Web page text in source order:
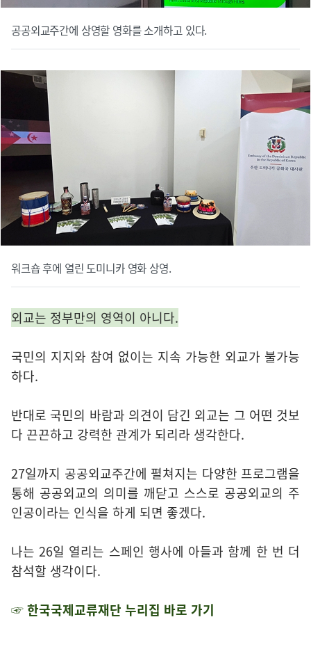
공공외교주간에 상영할 영화를 소개하고 있다.
워크숍 후에 열린 도미니카 영화 상영.
외교는 정부만의 영역이 아니다.
국민의 지지와 참여 없이는 지속 가능한 외교가 불가능
하다.
반대로 국민의 바람과 의견이 담긴 외교는 그 어떤 것보
다 끈끈하고 강력한 관계가 되리라 생각한다.
27일까지 공공외교주간에 펼쳐지는 다양한 프로그램을
통해 공공외교의 의미를 깨닫고 스스로 공공외교의 주
인공이라는 인식을 하게 되면 좋겠다.
나는 26일 열리는 스페인 행사에 아들과 함께 한 번 더
참석할 생각이다.
☞ 한국국제교류재단 누리집 바로 가기